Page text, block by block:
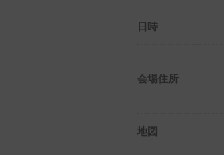
日時
会場住所
地図